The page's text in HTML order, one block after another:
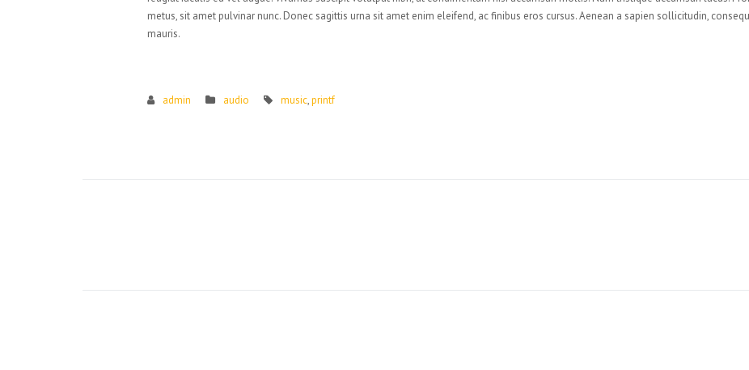
metus, sit amet pulvinar nunc. Donec sagittis urna sit amet enim eleifend, ac finibus eros cursus. Aenean a sapien sollicitudin,
mauris.
admin audio music,printf